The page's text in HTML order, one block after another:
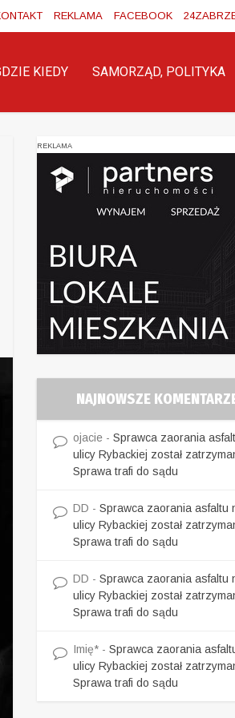
REKLAMA FACEBOOK
KIEDY SAMORZĄD, POLITYKA
REKLAMA
NAJNOWSZE
ojacie - Sprawca zaorania
ulicy Rybackiej został
Sprawa trafi do sądu
DD - Sprawca zaorania asfaltu
ulicy Rybackiej został
Sprawa trafi do sądu
DD - Sprawca zaorania asfaltu
ulicy Rybackiej został
Sprawa trafi do sądu
Imię* - Sprawca zaorania
ulicy Rybackiej został
Sprawa trafi do sądu